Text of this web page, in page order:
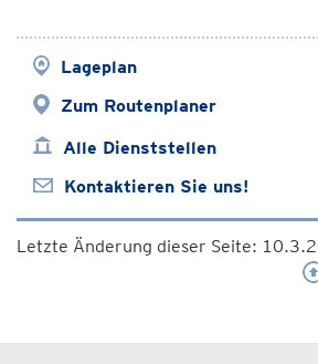
Lageplan
Zum Routenplaner
Alle Dienststellen
Kontaktieren Sie uns!
Letzte Änderung dieser Seite: